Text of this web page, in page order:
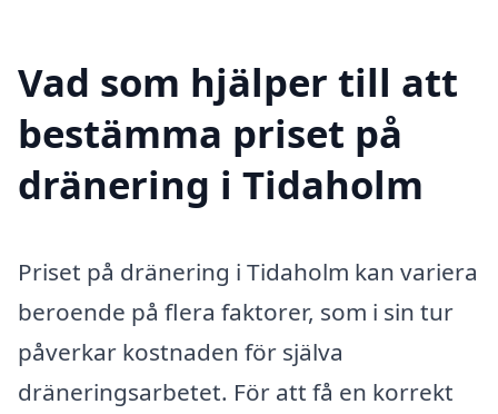
Vad som hjälper till att
bestämma priset på
dränering i Tidaholm
Priset på dränering i Tidaholm kan variera
beroende på flera faktorer, som i sin tur
påverkar kostnaden för själva
dräneringsarbetet. För att få en korrekt